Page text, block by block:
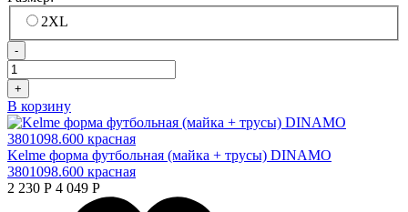
2XL
-
+
В корзину
Kelme форма футбольная (майка + трусы) DINAMO
3801098.600 красная
2 230 Р 4 049 Р